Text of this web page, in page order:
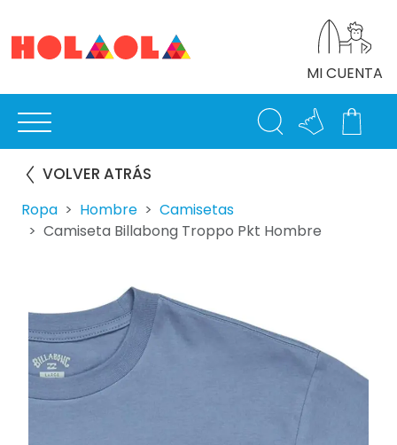
MI CUENTA
VOLVER ATRÁS
Ropa Hombre
Camisetas
Camiseta Billabong Troppo Pkt Hombre